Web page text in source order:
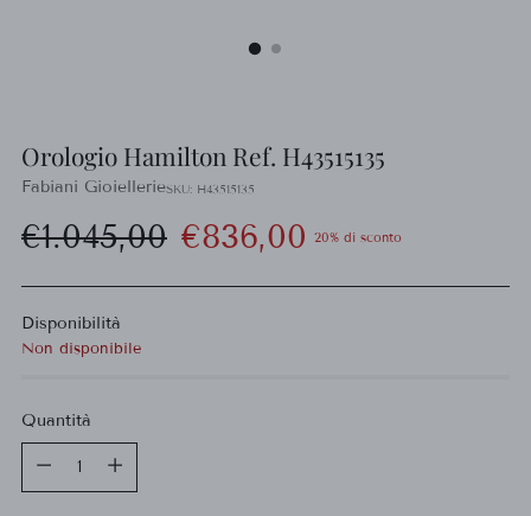
Orologio Hamilton Ref. H43515135
Fabiani GioiellerieSKU: H43515135
Prezzo
di
listino
€1.045,00 €836,00 20% di sconto
Disponibilità
Non disponibile
Quantità